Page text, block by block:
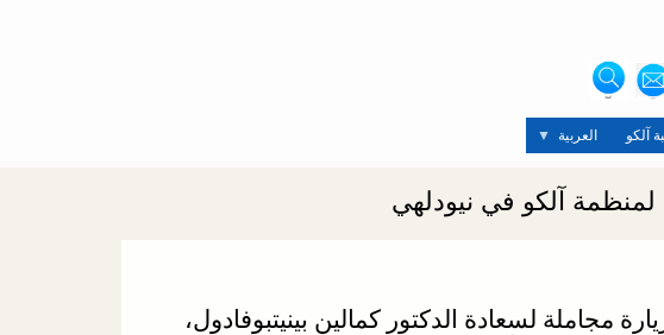
آلكو العربية
لمنظمة آلكو في نيودلهي
مجاملة لسعادة الدكتور كمالين بينيتبوفادول،